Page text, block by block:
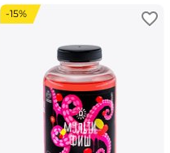
-15%